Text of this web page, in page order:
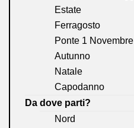
Estate
Ferragosto
Ponte 1 Novembre
Autunno
Natale
Capodanno
Da dove parti?
Nord